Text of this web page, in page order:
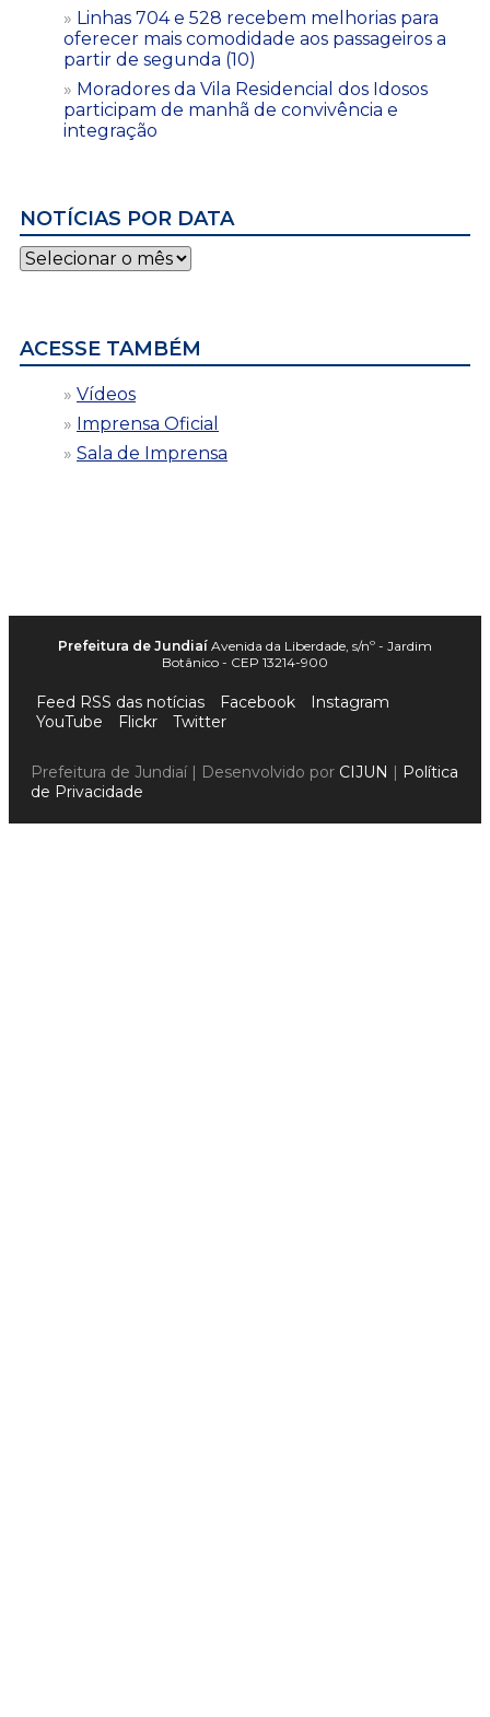
Linhas 704 e 528 recebem melhorias para
oferecer mais comodidade aos passageiros a
partir de segunda (10)
Moradores da Vila Residencial dos Idosos
participam de manhã de convivência e
integração
NOTÍCIAS POR DATA
Notícias
por
ACESSE TAMBÉM
Vídeos
Imprensa Oficial
Sala de Imprensa
Prefeitura de Jundiaí Avenida da Liberdade, s/nº - Jardim
Botânico - CEP 13214-900
Feed RSS das notícias Facebook
Instagram
YouTube
Flickr Twitter
Prefeitura de Jundiaí | Desenvolvido por CIJUN | Política
de Privacidade